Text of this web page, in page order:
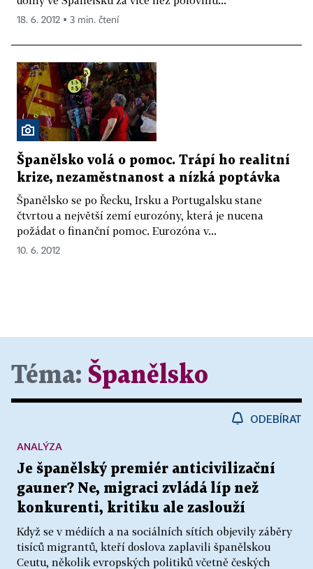
18. 6. 2012 ▪ 3 min. čtení
Španělsko volá o pomoc. Trápí ho realitní
krize, nezaměstnanost a nízká poptávka
Španělsko se po Řecku, Irsku a Portugalsku stane
čtvrtou a největší zemí eurozóny, která je nucena
požádat o finanční pomoc. Eurozóna v...
10. 6. 2012
Téma: Španělsko
ODEBÍRAT
Je španělský premiér anticivilizační
gauner? Ne, migraci zvládá líp než
konkurenti, kritiku ale zaslouží
Když se v médiích a na sociálních sítích objevily záběry
tisíců migrantů, kteří doslova zaplavili španělskou
Ceutu, několik evropských politiků včetně českých
ANALÝZA